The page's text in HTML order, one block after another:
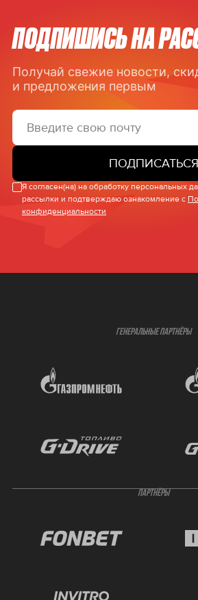
ПОДПИШИСЬ НА
Получай свежие новости,
и предложения первым
ПОДПИСАТЬСЯ
Я согласен(на) на обработку персональных
рассылки и подтверждаю ознакомление с
конфиденциальности
ГЕНЕРАЛЬНЫЕ ПАРТНЁРЫ
ПАРТНЁРЫ